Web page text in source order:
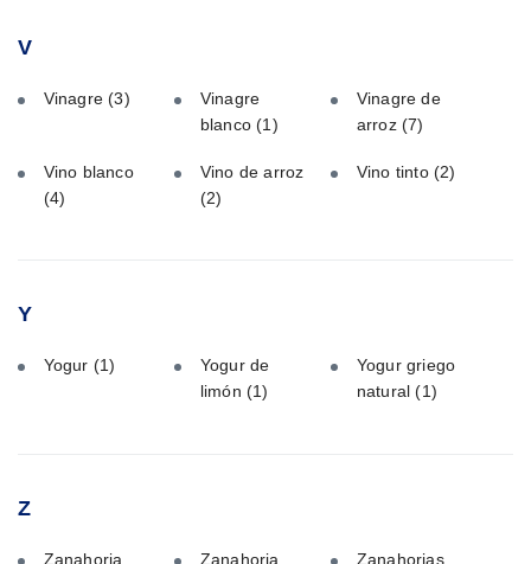
V
Vinagre(3)
Vinagre
blanco(1)
Vinagre de
arroz(7)
Vino blanco
(4)
Vino de arroz
(2)
Vino tinto(2)
Y
Yogur (1)
Yogur de
limón (1)
Yogur griego
natural(1)
Z
Zanahoria Zanahoria Zanahorias